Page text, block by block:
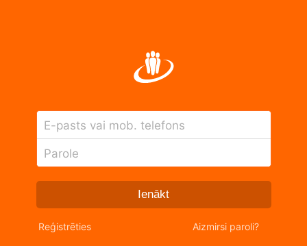
E-pasts vai mob. telefons
Parole
Ienākt
Reģistrēties Aizmirsi paroli?